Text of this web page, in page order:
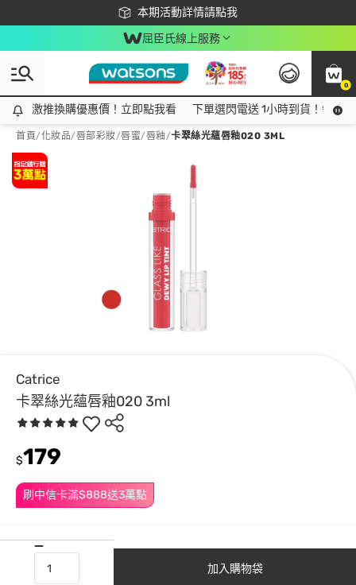
本期活動詳情請點我
下載app最高回饋$350
屈臣氏線上服務
0
激推換購優惠價！立即點我看
激推換購優惠價！立即點我看 下單選閃電送 1小時到貨！領神
首頁/化妝品/唇部彩妝/唇蜜/唇釉/卡翠絲光蘊唇釉020 3ML
Catrice
卡翠絲光蘊唇釉020 3ml
刷中信卡滿$888送3萬點
$179
加入購物袋